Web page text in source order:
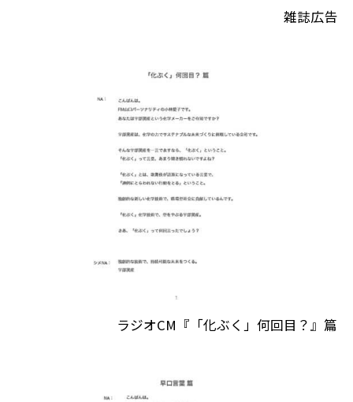
雑誌広告
ラジオCM『「化ぶく」何回目？』篇